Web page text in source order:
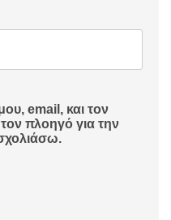
email, και τον
πλοηγό για την